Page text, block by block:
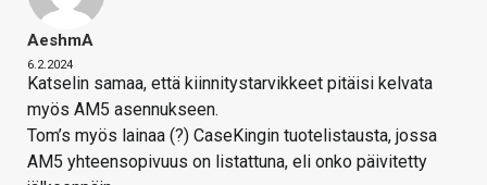
AeshmA
6.2.2024
Katselin samaa, että kiinnitystarvikkeet pitäisi kelvata
myös AM5 asennukseen.
Tom’s myös lainaa (?) CaseKingin tuotelistausta, jossa
AM5 yhteensopivuus on listattuna, eli onko päivitetty